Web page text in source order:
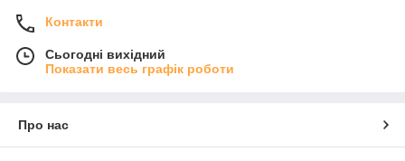
Контакти
Сьогодні вихідний
Показати весь графік роботи
Про нас